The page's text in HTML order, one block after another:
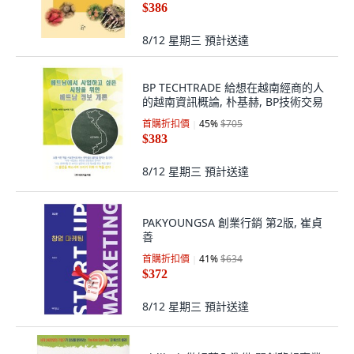
農場發展中心 (作者)
$386
8/12 星期三 預計送達
BP TECHTRADE 給想在越南經商的人
的越南資訊概論, 朴基赫, BP技術交易
首購折扣價 45%$705
$383
8/12 星期三 預計送達
PAKYOUNGSA 創業行銷 第2版, 崔貞
善
首購折扣價 41%$634
$372
8/12 星期三 預計送達